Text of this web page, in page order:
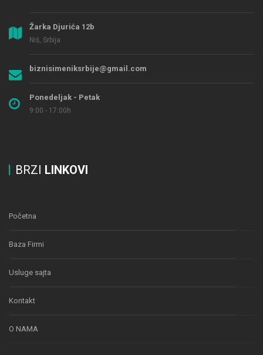
Žarka Djurića 12b
Niš, Srbija
biznisimeniksrbije@gmail.com
Ponedeljak - Petak
9:00 - 17:00h
BRZI LINKOVI
Početna
Baza Firmi
Usluge sajta
Kontakt
O NAMA